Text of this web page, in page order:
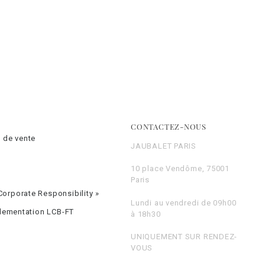
vente
Responsibility »
LCB-FT
CONTACTEZ-NOUS
JAUBALET PARIS
10 place Vendôme, 75001
Paris
Lundi au vendredi de 09h00
à 18h30
UNIQUEMENT SUR RENDEZ-
VOUS